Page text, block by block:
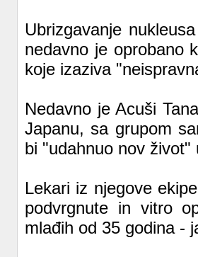
Ubrizgavanje
nedavno je oprobano
koje izaziva
Nedavno je Acuši
Japanu, sa grupom
bi "udahnuo nov
Lekari iz njegove
podvrgnute in vitro
mlađih od 35 godina -